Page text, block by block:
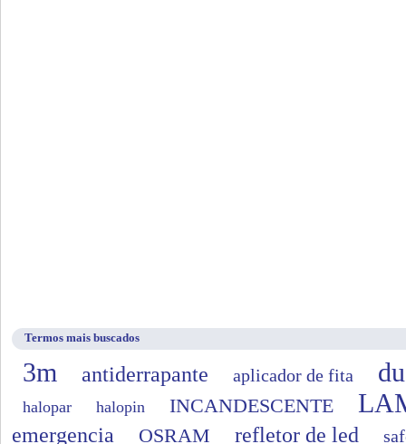
Termos mais buscados
3m antiderrapante aplicador de fita
halopar halopin INCANDESCENTE
emergencia OSRAM refletor de led